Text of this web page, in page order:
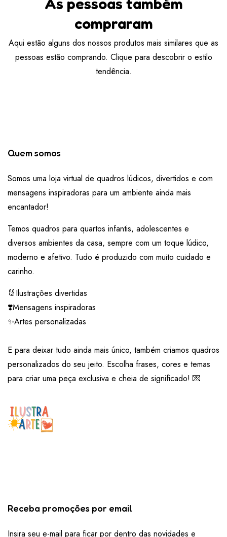
compraram
Aqui estão alguns dos nossos produtos mais similares que as
pessoas estão comprando. Clique para descobrir o estilo
tendência.
Quem somos
Somos uma loja virtual de quadros lúdicos, divertidos e com
mensagens inspiradoras para um ambiente ainda mais
encantador!
Temos quadros para quartos infantis, adolescentes e
diversos ambientes da casa, sempre com um toque lúdico,
moderno e afetivo. Tudo é produzido com muito cuidado e
carinho.
🐰Ilustrações divertidas
❣️Mensagens inspiradoras
✨Artes personalizadas
E para deixar tudo ainda mais único, também criamos quadros
personalizados do seu jeito. Escolha frases, cores e temas
para criar uma peça exclusiva e cheia de significado! 💌
Receba promoções por email
Insira seu e-mail para ficar por dentro das novidades e